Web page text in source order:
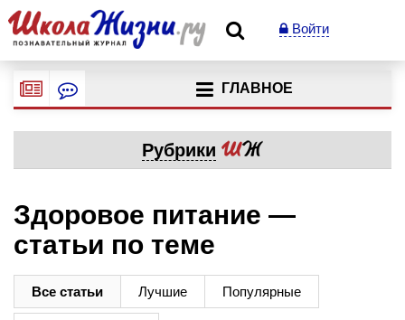
Войти
ГЛАВНОЕ
Рубрики
Здоровое питание —
статьи по теме
Все статьи Лучшие Популярные